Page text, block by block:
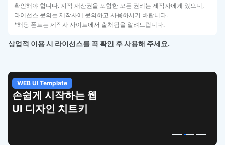
확인해야 합니다. 지적 재산권을 포함한 모든 권리는 제작자에게 있으니,
라이선스 문의는 제작사에 문의하고 사용하시기 바랍니다.
*해당 폰트는 제작사 사이트에서 출처됨을 알려드립니다.
상업적 이용 시 라이선스를 꼭 확인 후 사용해 주세요.
WEB UI Template
손쉽게 시작하는 웹
UI 디자인 치트키